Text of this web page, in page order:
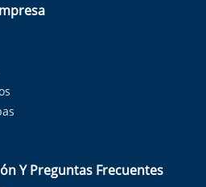
Y Preguntas Frecuentes